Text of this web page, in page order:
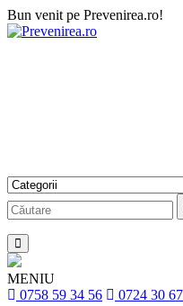
Bun venit pe Prevenirea.ro!
MENIU
0758 59 34 56
0724 30